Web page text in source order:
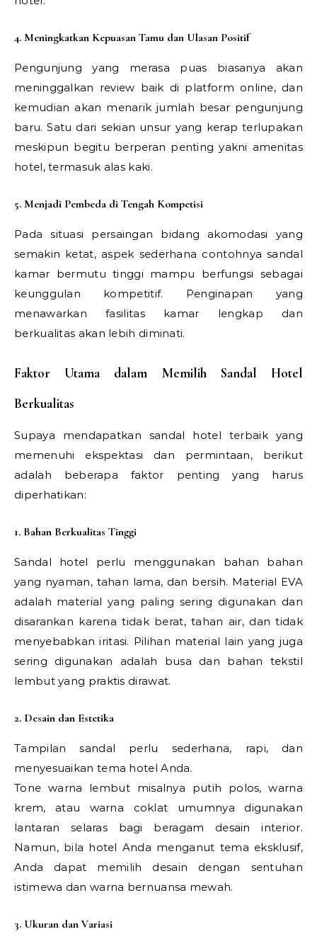
4. Meningkatkan Kepuasan Tamu dan Ulasan Positif
Pengunjung yang merasa puas biasanya akan
meninggalkan review baik di platform online, dan
kemudian akan menarik jumlah besar pengunjung
baru. Satu dari sekian unsur yang kerap terlupakan
meskipun begitu berperan penting yakni amenitas
hotel, termasuk alas kaki.
5. Menjadi Pembeda di Tengah Kompetisi
Pada situasi persaingan bidang akomodasi yang
semakin ketat, aspek sederhana contohnya sandal
kamar bermutu tinggi mampu berfungsi sebagai
keunggulan kompetitif. Penginapan yang
menawarkan fasilitas kamar lengkap dan
berkualitas akan lebih diminati.
Faktor Utama dalam Memilih Sandal Hotel
Berkualitas
Supaya mendapatkan sandal hotel terbaik yang
memenuhi ekspektasi dan permintaan, berikut
adalah beberapa faktor penting yang harus
diperhatikan:
1. Bahan Berkualitas Tinggi
Sandal hotel perlu menggunakan bahan bahan
yang nyaman, tahan lama, dan bersih. Material EVA
adalah material yang paling sering digunakan dan
disarankan karena tidak berat, tahan air, dan tidak
menyebabkan iritasi. Pilihan material lain yang juga
sering digunakan adalah busa dan bahan tekstil
lembut yang praktis dirawat.
2. Desain dan Estetika
Tampilan sandal perlu sederhana, rapi, dan
menyesuaikan tema hotel Anda.
Tone warna lembut misalnya putih polos, warna
krem, atau warna coklat umumnya digunakan
lantaran selaras bagi beragam desain interior.
Namun, bila hotel Anda menganut tema eksklusif,
Anda dapat memilih desain dengan sentuhan
istimewa dan warna bernuansa mewah.
3. Ukuran dan Variasi